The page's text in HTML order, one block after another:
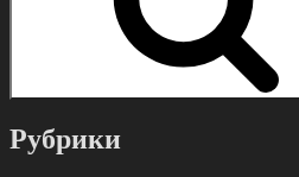
Рубрики